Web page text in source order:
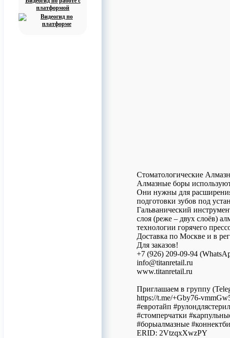
платформой
Стоматологические
Алмазные боры
Они нужны для
подготовки зубов под
Гальванический
слоя (реже – двух слоёв)
технологии горячего
Доставка по Москве и в
Для заказов!
+7 (926) 209-09-94
info@titanretail.ru
www.titanretail.ru
Приглашаем в группу
https://t.me/+Gby76-
#евротайп
#стомперчатки
#борыалмазные
ERID: 2VtzqxXwzPY